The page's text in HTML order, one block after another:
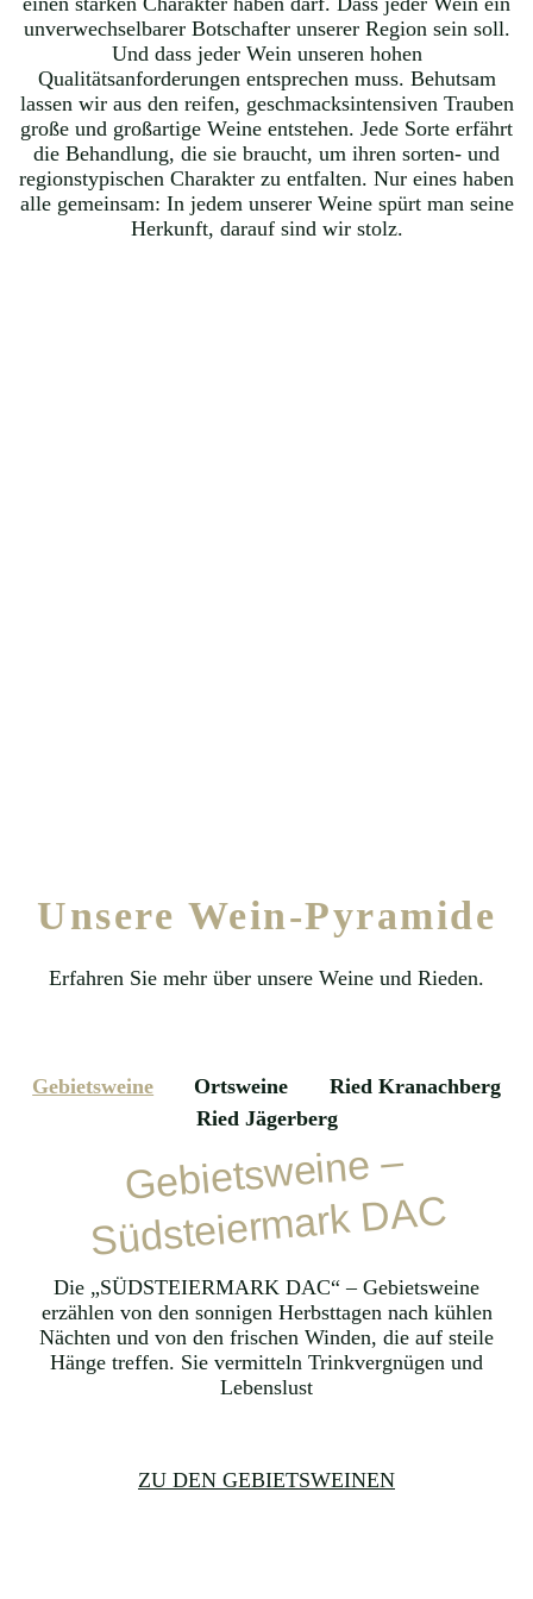
unverwechselbarer Botschafter unserer Region sein soll.
Und dass jeder Wein unseren hohen
Qualitätsanforderungen entsprechen muss. Behutsam
lassen wir aus den reifen, geschmacksintensiven Trauben
große und großartige Weine entstehen. Jede Sorte erfährt
die Behandlung, die sie braucht, um ihren sorten- und
regionstypischen Charakter zu entfalten. Nur eines haben
alle gemeinsam: In jedem unserer Weine spürt man seine
Herkunft, darauf sind wir stolz.
Unsere Wein-Pyramide
Erfahren Sie mehr über unsere Weine und Rieden.
Gebietsweine Ortsweine
Ried Kranachberg
Ried Jägerberg
Gebietsweine –
Südsteiermark DAC
Die „SÜDSTEIERMARK DAC“ – Gebietsweine
erzählen von den sonnigen Herbsttagen nach kühlen
Nächten und von den frischen Winden, die auf steile
Hänge treffen. Sie vermitteln Trinkvergnügen und
Lebenslust
ZU DEN GEBIETSWEINEN